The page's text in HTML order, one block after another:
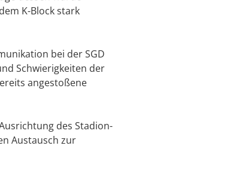
K-Block stark
bei der SGD
Schwierigkeiten der
angestoßene
des Stadion-
Austausch zur